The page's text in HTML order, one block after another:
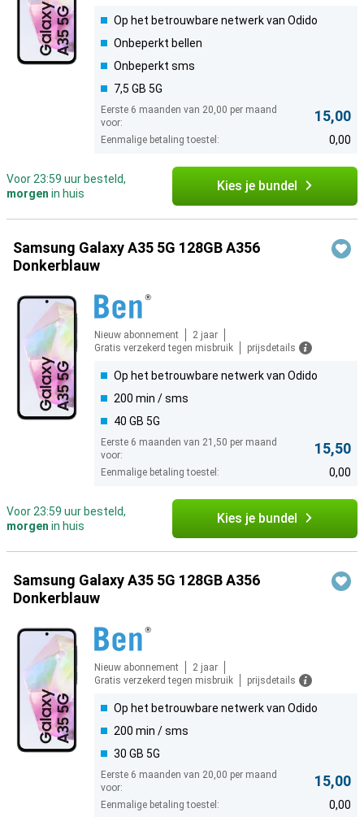
Op het betrouwbare netwerk van Odido
Onbeperkt bellen
Onbeperkt sms
7,5 GB 5G
Eerste 6 maanden van 20,00 per maand
voor:
15,00
Eenmalige betaling toestel: 0,00
Voor 23:59 uur besteld,
morgen in huis Kies je bundel
Samsung Galaxy A35 5G 128GB A356
Donkerblauw
Nieuw abonnement
2 jaar
Gratis verzekerd tegen misbruik
prijsdetails
Op het betrouwbare netwerk van Odido
200 min / sms
40 GB 5G
Eerste 6 maanden van 21,50 per maand
voor:
15,50
Eenmalige betaling toestel: 0,00
Voor 23:59 uur besteld,
morgen in huis Kies je bundel
Samsung Galaxy A35 5G 128GB A356
Donkerblauw
Nieuw abonnement
2 jaar
Gratis verzekerd tegen misbruik
prijsdetails
Op het betrouwbare netwerk van Odido
200 min / sms
30 GB 5G
Eerste 6 maanden van 20,00 per maand
voor:
15,00
Eenmalige betaling toestel: 0,00